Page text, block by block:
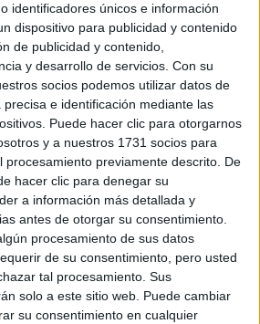
identificadores únicos e información
dispositivo para publicidad y contenido
de publicidad y contenido,
y desarrollo de servicios. Con su
socios podemos utilizar datos de
e identificación mediante las
Puede hacer clic para otorgarnos
y a nuestros 1731 socios para
procesamiento previamente descrito. De
hacer clic para denegar su
a información más detallada y
antes de otorgar su consentimiento.
procesamiento de sus datos
de su consentimiento, pero usted
tal procesamiento. Sus
solo a este sitio web. Puede cambiar
su consentimiento en cualquier
Autonómicos